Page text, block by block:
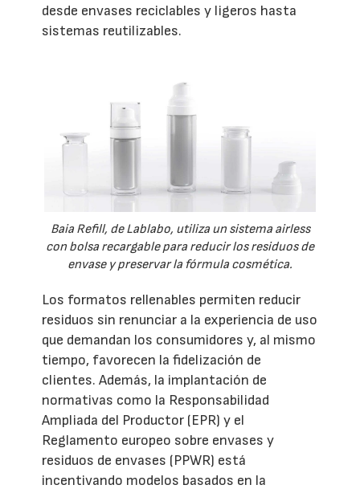
desde envases reciclables y ligeros hasta
sistemas reutilizables.
Baia Refill, de Lablabo, utiliza un sistema airless
con bolsa recargable para reducir los residuos de
envase y preservar la fórmula cosmética.
Los formatos rellenables permiten reducir
residuos sin renunciar a la experiencia de uso
que demandan los consumidores y, al mismo
tiempo, favorecen la fidelización de
clientes. Además, la implantación de
normativas como la Responsabilidad
Ampliada del Productor (EPR) y el
Reglamento europeo sobre envases y
residuos de envases (PPWR) está
incentivando modelos basados en la